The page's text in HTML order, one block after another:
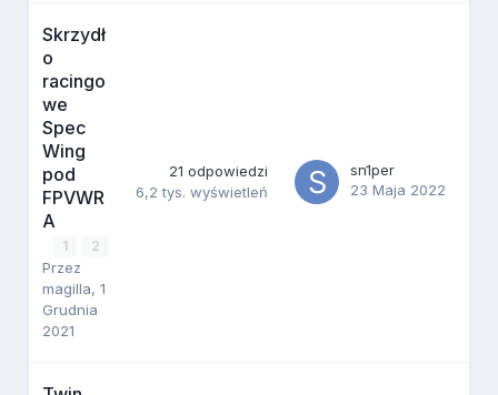
Skrzydł
o
racingo
we
Spec
Wing
pod
FPVWR
A
1 2
Przez
magilla,1
Grudnia
2021
21 odpowiedzi
6,2 tys. wyświetleń
sn1per
23 Maja 2022